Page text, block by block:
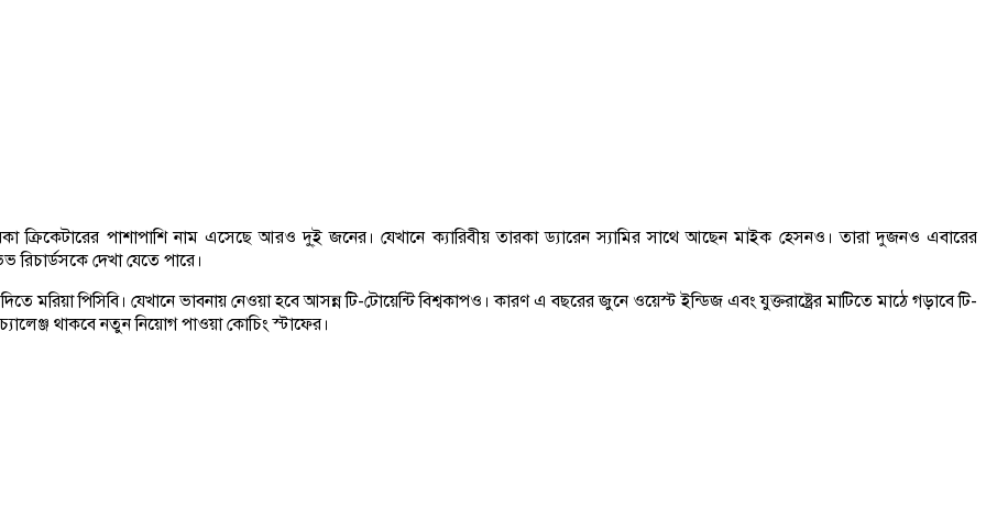
ক্রিকেটারের পাশাপাশি নাম এসেছে আরও দু্ই জনের। যেখানে ক্যারিবীয় তারকা ড্যারেন স্যামির সাথে আছেন মাইক হেসনও। তারা দুজনও এবারের
দেখা যেতে পারে।
মরিয়া পিসিবি। যেখানে ভাবনায় নেওয়া হবে আসন্ন টি-টোয়েন্টি বিশ্বকাপও। কারণ এ বছরের জুনে ওয়েস্ট ইন্ডিজ এবং যুক্তরাষ্ট্রের মাটিতে মাঠে গড়াবে টি-
থাকবে নতুন নিয়োগ পাওয়া কোচিং স্টাফের।